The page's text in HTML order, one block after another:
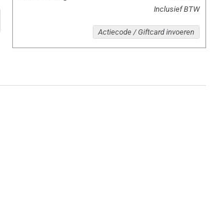
Inclusief BTW
Actiecode / Giftcard invoeren